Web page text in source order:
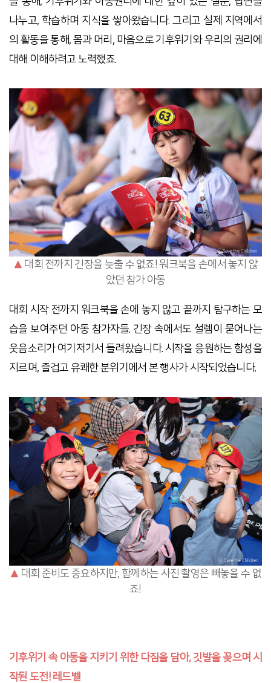
나누고, 학습하며 지식을 쌓아왔습니다. 그리고 실제 지역에서
의 활동을 통해, 몸과 머리, 마음으로 기후위기와 우리의 권리에
대해 이해하려고 노력했죠.
▲ 대회 전까지 긴장을 늦출 수 없죠! 워크북을 손에서 놓지 않
았던 참가 아동
대회 시작 전까지 워크북을 손에 놓지 않고 끝까지 탐구하는 모
습을 보여주던 아동 참가자들. 긴장 속에서도 설렘이 묻어나는
웃음소리가 여기저기서 들려왔습니다. 시작을 응원하는 함성을
지르며, 즐겁고 유쾌한 분위기에서 본 행사가 시작되었습니다.
▲ 대회 준비도 중요하지만, 함께하는 사진 촬영은 빼놓을 수 없
죠!
기후위기 속 아동을 지키기 위한 다짐을 담아, 깃발을 꽂으며 시
작된 도전! 레드벨